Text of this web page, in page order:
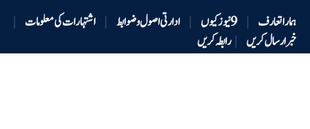
ہمارا تعارف | 9 نیوزکیوں | ادارتی اصول و ضوابط | اشتہارات کی معلومات |
خبر ارسال کریں | رابطہ کریں